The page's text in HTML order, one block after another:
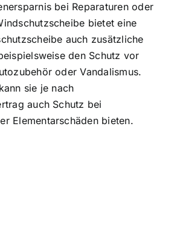
bei Reparaturen oder
bietet eine
auch zusätzliche
den Schutz vor
oder Vandalismus.
sie je nach
auch Schutz bei
Elementarschäden bieten.